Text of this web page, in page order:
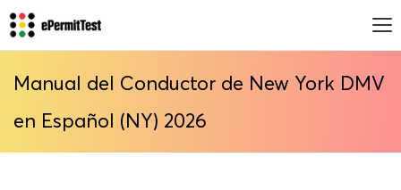
Manual del Conductor de New York DMV
en Español (NY) 2026